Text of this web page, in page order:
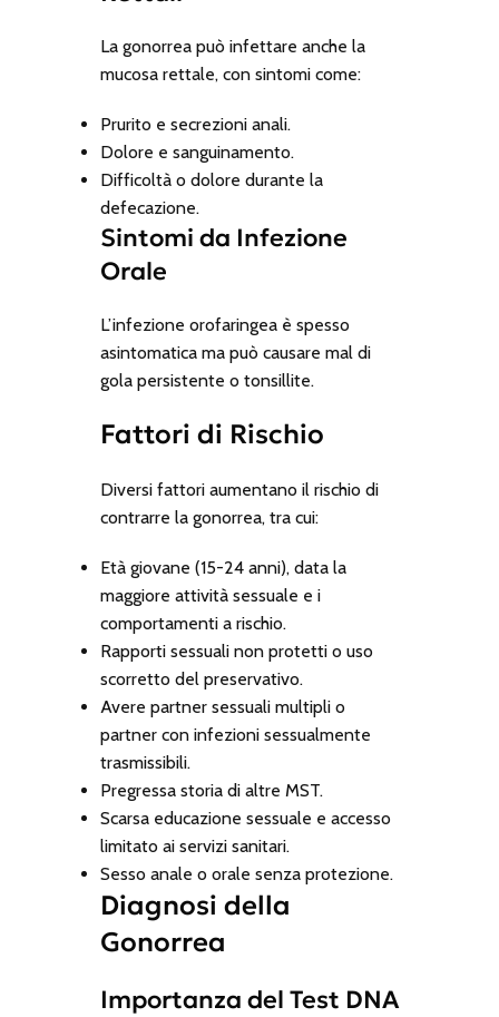
La gonorrea può infettare anche la
mucosa rettale, con sintomi come:
Prurito e secrezioni anali.
Dolore e sanguinamento.
Difficoltà o dolore durante la
defecazione.
Sintomi da Infezione
Orale
L’infezione orofaringea è spesso
asintomatica ma può causare mal di
gola persistente o tonsillite.
Fattori di Rischio
Diversi fattori aumentano il rischio di
contrarre la gonorrea, tra cui:
Età giovane (15-24 anni), data la
maggiore attività sessuale e i
comportamenti a rischio.
Rapporti sessuali non protetti o uso
scorretto del preservativo.
Avere partner sessuali multipli o
partner con infezioni sessualmente
trasmissibili.
Pregressa storia di altre MST.
Scarsa educazione sessuale e accesso
limitato ai servizi sanitari.
Sesso anale o orale senza protezione.
Diagnosi della
Gonorrea
Importanza del Test DNA